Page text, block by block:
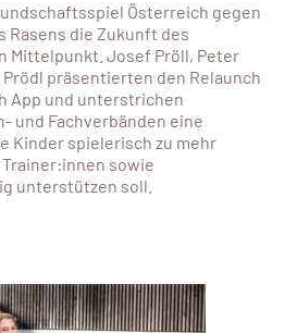
Österreich gegen
Rasens die Zukunft des
Mittelpunkt. Josef Pröll, Peter
Prödl präsentierten den Relaunch
App und unterstrichen
und Fachverbänden eine
Kinder spielerisch zu mehr
sowie
unterstützen soll.